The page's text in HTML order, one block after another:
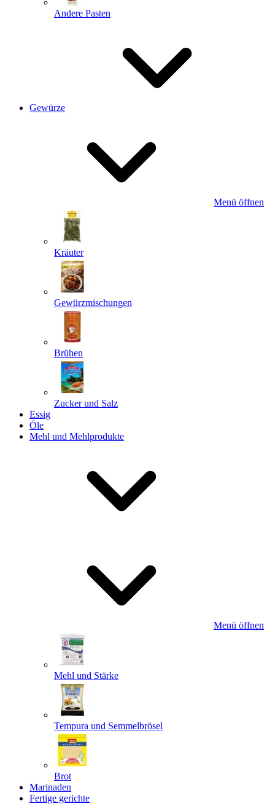
Andere Pasten
Gewürze
Menü öffnen
Kräuter
Gewürzmischungen
Brühen
Zucker und Salz
Essig
Öle
Mehl und Mehlprodukte
Menü öffnen
Mehl und Stärke
Tempura und Semmelbrösel
Brot
Marinaden
Fertige gerichte